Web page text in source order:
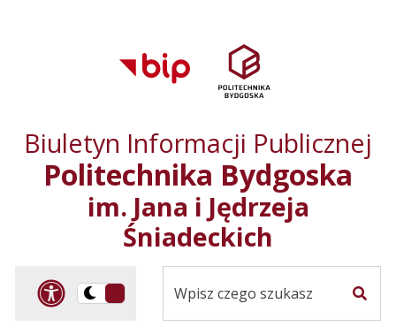
głównego menu
serwisu
Biuletyn Informacji Publicznej
Politechnika Bydgoska
im. Jana i Jędrzeja
Śniadeckich
Panel dostosowania
Przelącz